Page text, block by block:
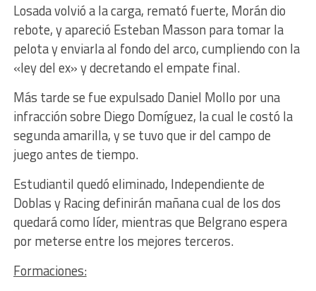
Losada volvió a la carga, remató fuerte, Morán dio
rebote, y apareció Esteban Masson para tomar la
pelota y enviarla al fondo del arco, cumpliendo con la
«ley del ex» y decretando el empate final.
Más tarde se fue expulsado Daniel Mollo por una
infracción sobre Diego Domíguez, la cual le costó la
segunda amarilla, y se tuvo que ir del campo de
juego antes de tiempo.
Estudiantil quedó eliminado, Independiente de
Doblas y Racing definirán mañana cual de los dos
quedará como líder, mientras que Belgrano espera
por meterse entre los mejores terceros.
Formaciones: